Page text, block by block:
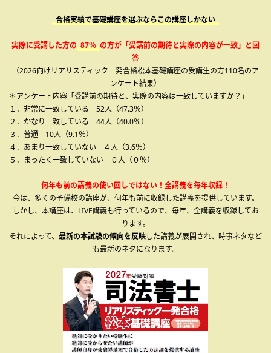
合格実績で基礎講座を選ぶならこの講座しかない
実際に受講した方の 87％ の方が「受講前の期待と実際の内容が一致」と回
答
（2026向けリアリスティック一発合格松本基礎講座の受講生の方110名のア
ンケート結果）
＊アンケート内容「受講前の期待と、実際の内容は一致していますか？」
１．非常に一致している 52人（47.3％）
２．かなり一致している 44人（40.0％）
３．普通 10人（9.1％）
４．あまり一致していない ４人（3.6％）
５．まったく一致していない ０人（０％）
何年も前の講義の使い回しではない！全講義を毎年収録！
今は、多くの予備校の講座が、何年も前に収録した講義を提供しています。
しかし、本講座は、LIVE講義も行っているので、毎年、全講義を収録してお
ります。
それによって、 最新の本試験の傾向を反映した講義が展開され、時事ネタなど
も最新のネタになります。